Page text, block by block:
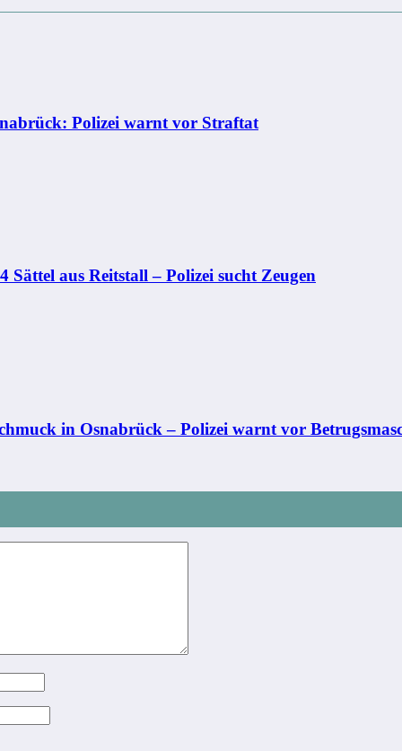
Polizei warnt vor Straftat
Sättel aus Reitstall – Polizei sucht Zeugen
in Osnabrück – Polizei warnt vor